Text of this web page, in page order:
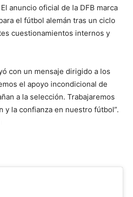
anuncio oficial de la DFB marca
el fútbol alemán tras un ciclo
cuestionamientos internos y
con un mensaje dirigido a los
el apoyo incondicional de
a la selección. Trabajaremos
y la confianza en nuestro fútbol”.